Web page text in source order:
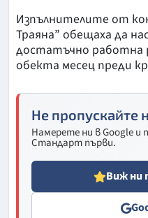
Изпълнителите от
Траяна” обещаха да
достатъчно работна
обекта месец преди
Не пропускайте
Намерете ни в Google
Стандарт първи.
Виж ни